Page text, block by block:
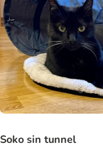
Soko sin tunnel